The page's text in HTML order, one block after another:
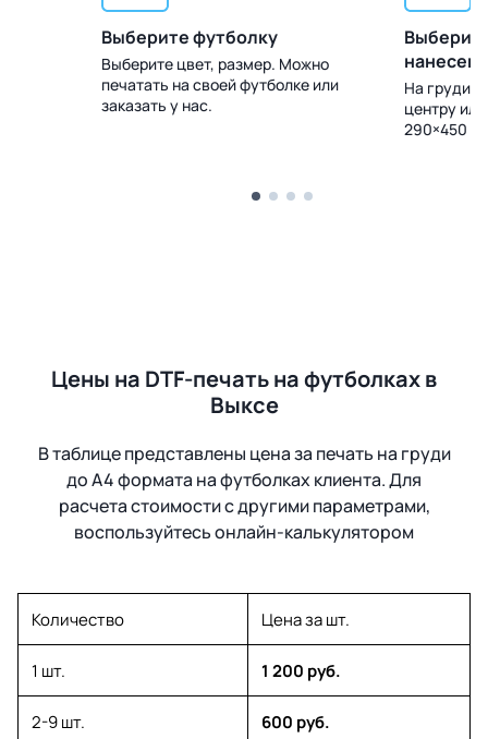
Выберите футболку
Выберите цвет, размер. Можно
печатать на своей футболке или
заказать у нас.
На груди,
центру
290×450
Цены на DTF-печать на футболках в
Выксе
В таблице представлены цена за печать на груди
до А4 формата на футболках клиента. Для
расчета стоимости с другими параметрами,
воспользуйтесь онлайн-калькулятором
Количество Цена за шт.
1 шт. 1 200 руб.
2-9 шт. 600 руб.